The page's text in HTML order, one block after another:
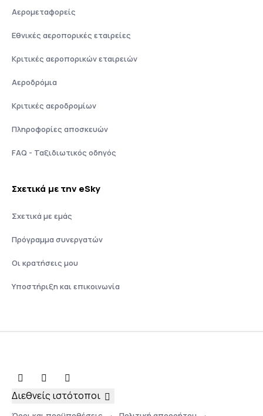
Αερομεταφορείς
Εθνικές αεροπορικές εταιρείες
Κριτικές αεροπορικών εταιρειών
Αεροδρόμια
Κριτικές αεροδρομίων
Πληροφορίες αποσκευών
FAQ - Ταξιδιωτικός οδηγός
Σχετικά με την eSky
Σχετικά με εμάς
Πρόγραμμα συνεργατών
Οι κρατήσεις μου
Υποστήριξη και επικοινωνία
Διεθνείς ιστότοποι